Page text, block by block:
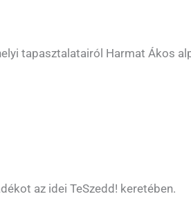
tapasztalatairól Harmat Ákos
az idei TeSzedd! keretében.